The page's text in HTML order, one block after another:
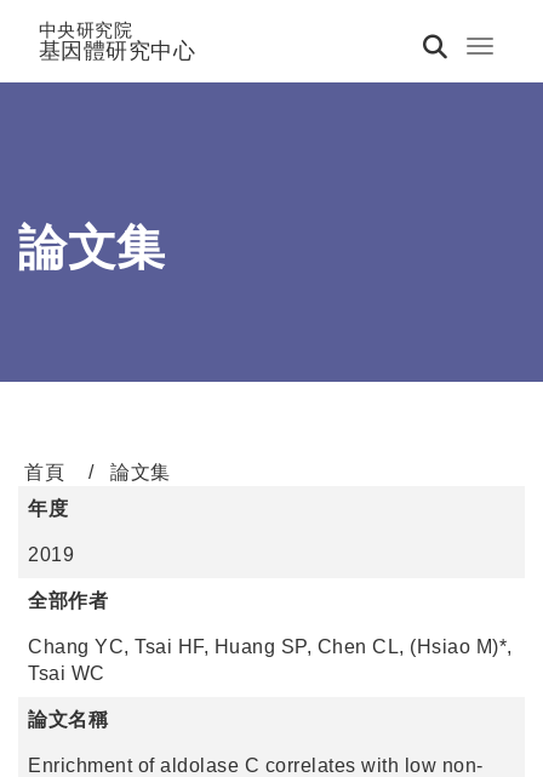
Toggle
中央研究院
基因體研究中心
論文集
首頁
論文集
年度
2019
全部作者
Chang YC, Tsai HF, Huang SP, Chen CL, (Hsiao M)*,
Tsai WC
論文名稱
Enrichment of aldolase C correlates with low non-